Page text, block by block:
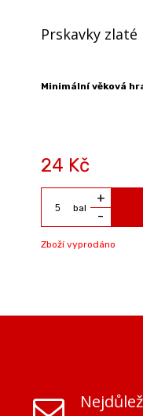
Prskavky
Minimální věková
24 Kč
bal
+
-
Zboží vyprodáno